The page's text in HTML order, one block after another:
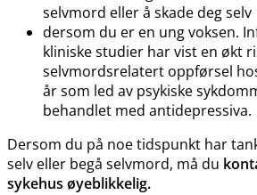
selvmord eller å skade deg selv
dersom du er en ung voksen.
kliniske studier har vist en økt
selvmordsrelatert oppførsel
år som led av psykiske
behandlet med antidepressiva.
Dersom du på noe tidspunkt har
selv eller begå selvmord, må du
sykehus øyeblikkelig.